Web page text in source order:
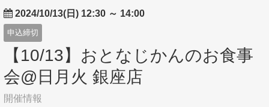
2024/10/13(日) 12:30 ～ 14:00
申込締切
【10/13】おとなじかんのお食事
会@日月火 銀座店
開催情報